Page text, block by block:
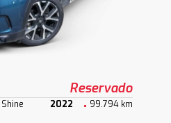
Reservado
2022 99.794 km